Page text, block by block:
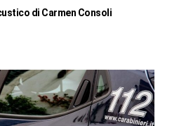
di Carmen Consoli